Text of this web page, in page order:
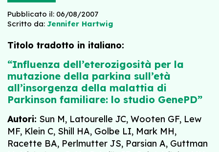
Pubblicato il: 06/08/2007
Scritto da: Jennifer Hartwig
Titolo tradotto in italiano:
“Influenza dell’eterozigosità per la
mutazione della parkina sull’età
all’insorgenza della malattia di
Parkinson familiare: lo studio GenePD”
Autori: Sun M, Latourelle JC, Wooten GF, Lew
MF, Klein C, Shill HA, Golbe LI, Mark MH,
Racette BA, Perlmutter JS, Parsian A, Guttman